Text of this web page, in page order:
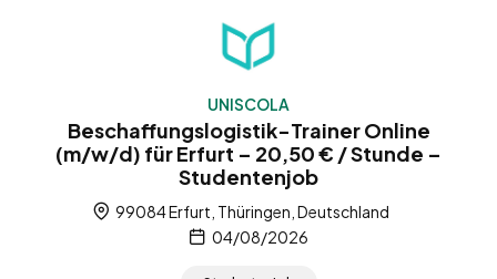
UNISCOLA
Beschaffungslogistik-Trainer Online
(m/w/d) für Erfurt – 20,50 € / Stunde –
Studentenjob
99084 Erfurt, Thüringen, Deutschland
04/08/2026